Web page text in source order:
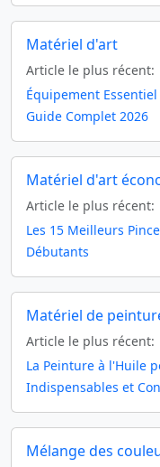
Matériel d'art
Article le plus récent:
Équipement
Guide Complet 2026
Matériel d'art
Article le plus récent:
Les 15 Meilleurs
Débutants
Matériel de
Article le plus récent:
La Peinture à l'Huile
Indispensables et
Mélange des